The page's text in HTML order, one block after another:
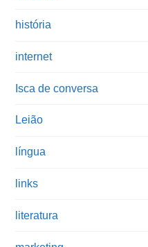
história
internet
Isca de conversa
Leião
língua
links
literatura